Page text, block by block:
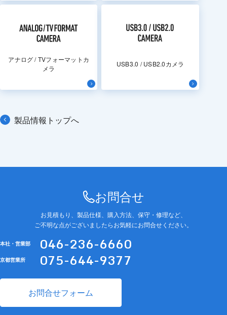
アナログ / TVフォーマットカ
メラ
USB3.0 / USB2.0カメラ
製品情報トップへ
お問合せ
お見積もり、製品仕様、購入方法、保守・修理など、
ご不明な点がございましたらお気軽にお問合せください。
本社・営業部 046-236-6660
京都営業所 075-644-9377
お問合せフォーム